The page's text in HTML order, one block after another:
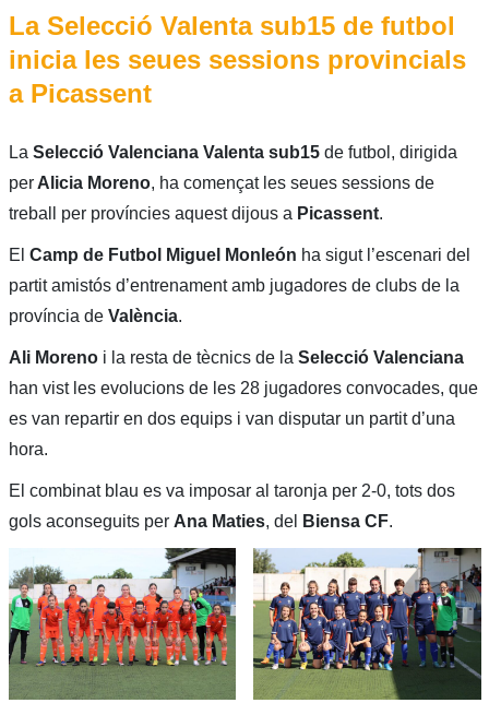
La Selecció Valenta sub15 de futbol
inicia les seues sessions provincials
a Picassent
La Selecció Valenciana Valenta sub15 de futbol, dirigida
perAlicia Moreno, ha començat les seues sessions de
treball per províncies aquest dijous a Picassent.
El Camp de Futbol Miguel Monleón ha sigut l’escenari del
partit amistós d’entrenament amb jugadores de clubs de la
província de València.
Ali Moreno i la resta de tècnics de la Selecció Valenciana
han vist les evolucions de les 28 jugadores convocades, que
es van repartir en dos equips i van disputar un partit d’una
hora.
El combinat blau es va imposar al taronja per 2-0, tots dos
gols aconseguits per Ana Maties, del Biensa CF.